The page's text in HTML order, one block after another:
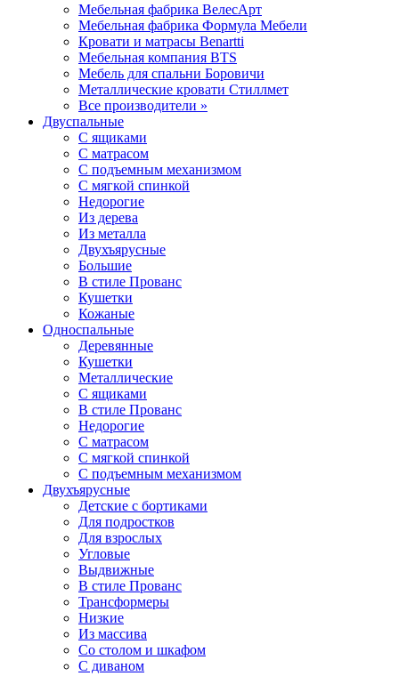
Мебельная фабрика ВелесАрт
Мебельная фабрика Формула Мебели
Кровати и матрасы Benartti
Мебельная компания BTS
Мебель для спальни Боровичи
Металлические кровати Стиллмет
Все производители »
Двуспальные
С ящиками
С матрасом
С подъемным механизмом
С мягкой спинкой
Недорогие
Из дерева
Из металла
Двухъярусные
Большие
В стиле Прованс
Кушетки
Кожаные
Односпальные
Деревянные
Кушетки
Металлические
С ящиками
В стиле Прованс
Недорогие
С матрасом
С мягкой спинкой
С подъемным механизмом
Двухъярусные
Детские с бортиками
Для подростков
Для взрослых
Угловые
Выдвижные
В стиле Прованс
Трансформеры
Низкие
Из массива
Со столом и шкафом
С диваном